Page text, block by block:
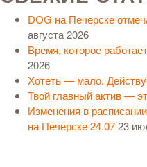
DOG на Печерске
августа 2026
Время, которое
2026
Хотеть — мало.
Твой главный актив —
Изменения в
на Печерске 24.0723